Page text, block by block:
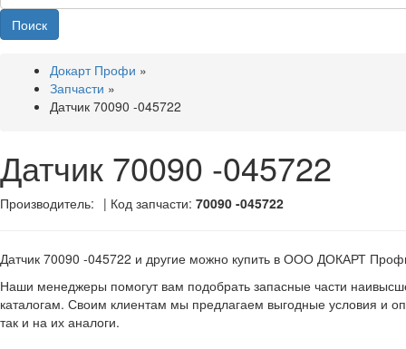
Поиск
Докарт Профи »
Запчасти »
Датчик 70090 -045722
Датчик 70090 -045722
Производитель: | Код запчасти: 70090 -045722
Датчик 70090 -045722 и другие можно купить в ООО ДОКАРТ
Наши менеджеры помогут вам подобрать запасные части
каталогам. Своим клиентам мы предлагаем выгодные условия и
так и на их аналоги.